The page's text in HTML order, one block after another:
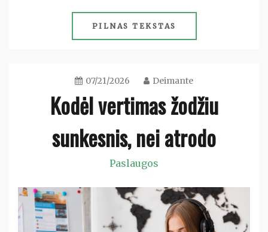
PILNAS TEKSTAS
07/21/2026 Deimante
Kodėl vertimas žodžiu
sunkesnis, nei atrodo
Paslaugos